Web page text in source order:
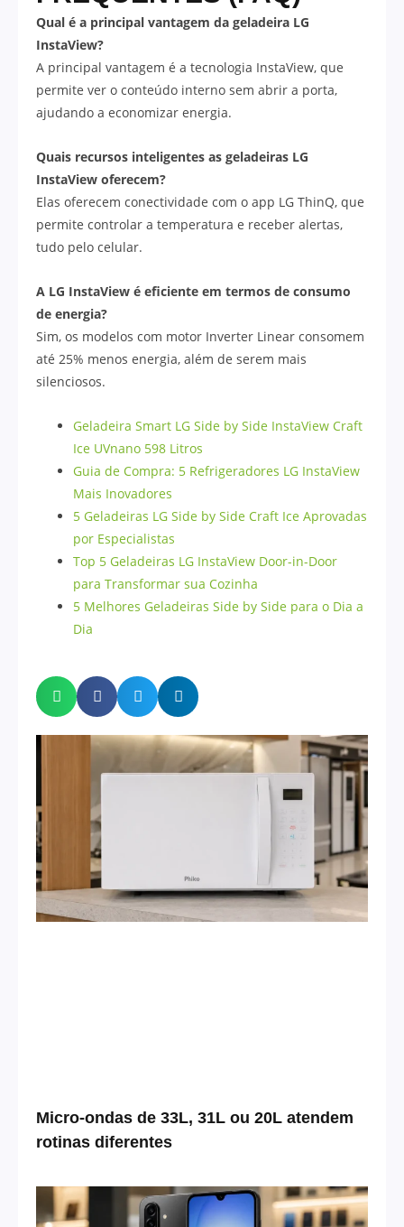
Qual é a principal vantagem da geladeira LG
InstaView?
A principal vantagem é a tecnologia InstaView, que
permite ver o conteúdo interno sem abrir a porta,
ajudando a economizar energia.
Quais recursos inteligentes as geladeiras LG
InstaView oferecem?
Elas oferecem conectividade com o app LG ThinQ, que
permite controlar a temperatura e receber alertas,
tudo pelo celular.
A LG InstaView é eficiente em termos de consumo
de energia?
Sim, os modelos com motor Inverter Linear consomem
até 25% menos energia, além de serem mais
silenciosos.
Geladeira Smart LG Side by Side InstaView Craft
Ice UVnano 598 Litros
Guia de Compra: 5 Refrigeradores LG InstaView
Mais Inovadores
5 Geladeiras LG Side by Side Craft Ice Aprovadas
por Especialistas
Top 5 Geladeiras LG InstaView Door-in-Door
para Transformar sua Cozinha
5 Melhores Geladeiras Side by Side para o Dia a
Dia
Micro-ondas de 33L, 31L ou 20L atendem
rotinas diferentes